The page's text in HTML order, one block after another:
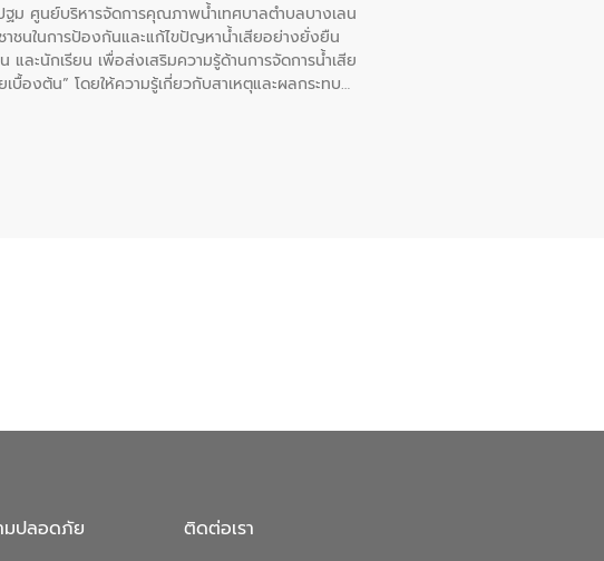
ม ศูนย์บริหารจัดการคุณภาพน้ำเทศบาลตำบลบางเลน
ชนในการป้องกันและแก้ไขปัญหาน้ำเสียอย่างยั่งยืน
ละนักเรียน เพื่อส่งเสริมความรู้ด้านการจัดการน้ำเสีย
บื้องต้น” โดยให้ความรู้เกี่ยวกับสาเหตุและผลกระทบ
รัวเรือน ณ เทศบาลตำบลบางเลน จังหวัดนครปฐม
มปลอดภัย ติดต่อเรา